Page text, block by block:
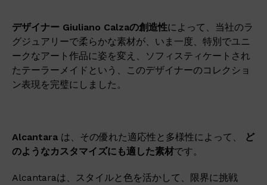
デザイナー Giuliano Calzaの創造性によって、当社のラ
グジュアリーで柔らかな素材が、いま一度、特別でユニ
ークなアート作品に姿を変え、ソフィスティケートされ
たテーラーメイドという、このデザイナーのコレクショ
ン表現を完璧にしました。
Alcantara は、その優れた適応性と多様性によって、
ど
のようなカスタマイズにも適した素材です。
Alcantaraは、スタイルと色を活かして、限界に挑戦